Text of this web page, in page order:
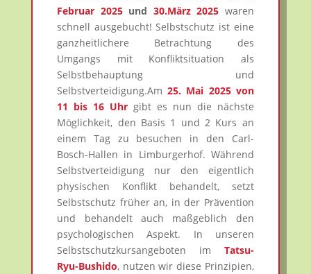
Februar 2025und 30.März 2025 waren
schnell ausgebucht! Selbstschutz ist eine
ganzheitlichere Betrachtung des
Umgangs mit Konfliktsituation als
Selbstbehauptung und
Selbstverteidigung.Am25. Mai 2025 von
11 bis 16 Uhr gibt es nun die nächste
Möglichkeit, den Basis 1 und 2 Kurs an
einem Tag zu besuchen in den Carl-
Bosch-Hallen in Limburgerhof. Während
Selbstverteidigung nur den eigentlich
physischen Konflikt behandelt, setzt
Selbstschutz früher an, in der Prävention
und behandelt auch maßgeblich den
psychologischen Aspekt. In unseren
Selbstschutzkursangeboten im Tatsu-
Ryu-Bushido, nutzen wir diese Prinzipien,